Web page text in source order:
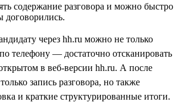
содержание разговора и можно быстро
договорились.
через hh.ru можно не только
телефону — достаточно отсканировать
в веб-версии hh.ru. А после
запись разговора, но также
и краткие структурированные итоги.